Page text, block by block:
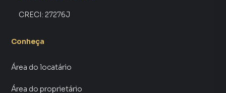
CRECI: 27276J
Conheça
Área do locatário
Área do proprietário